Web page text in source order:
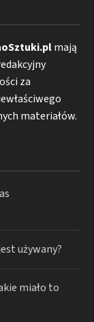
mają
za
materiałów.
używany?
miało to